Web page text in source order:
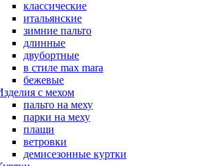
классические
итальянские
зимние пальто
длинные
двубортные
в стиле max mara
бежевые
с мехом
пальто на меху
парки на меху
плащи
ветровки
демисезонные куртки